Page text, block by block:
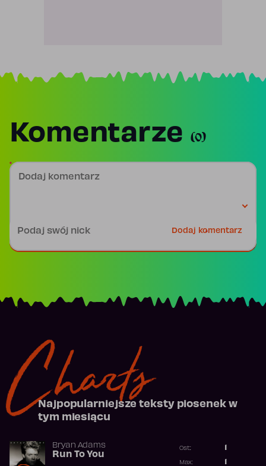
Komentarze (0)
Dodaj komentarz
Dodaj komentarz
Charts
Najpopularniejsze teksty piosenek w
tym miesiącu
Bryan Adams
Run To You
Ost.:
Max: